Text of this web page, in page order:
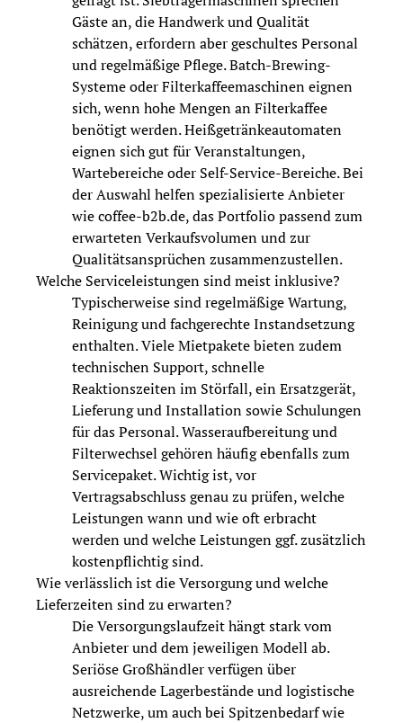
Gäste an, die Handwerk und Qualität
schätzen, erfordern aber geschultes Personal
und regelmäßige Pflege. Batch-Brewing-
Systeme oder Filterkaffeemaschinen eignen
sich, wenn hohe Mengen an Filterkaffee
benötigt werden. Heißgetränkeautomaten
eignen sich gut für Veranstaltungen,
Wartebereiche oder Self-Service-Bereiche. Bei
der Auswahl helfen spezialisierte Anbieter
wie coffee-b2b.de, das Portfolio passend zum
erwarteten Verkaufsvolumen und zur
Qualitätsansprüchen zusammenzustellen.
Welche Serviceleistungen sind meist inklusive?
Typischerweise sind regelmäßige Wartung,
Reinigung und fachgerechte Instandsetzung
enthalten. Viele Mietpakete bieten zudem
technischen Support, schnelle
Reaktionszeiten im Störfall, ein Ersatzgerät,
Lieferung und Installation sowie Schulungen
für das Personal. Wasseraufbereitung und
Filterwechsel gehören häufig ebenfalls zum
Servicepaket. Wichtig ist, vor
Vertragsabschluss genau zu prüfen, welche
Leistungen wann und wie oft erbracht
werden und welche Leistungen ggf. zusätzlich
kostenpflichtig sind.
Wie verlässlich ist die Versorgung und welche
Lieferzeiten sind zu erwarten?
Die Versorgungslaufzeit hängt stark vom
Anbieter und dem jeweiligen Modell ab.
Seriöse Großhändler verfügen über
ausreichende Lagerbestände und logistische
Netzwerke, um auch bei Spitzenbedarf wie